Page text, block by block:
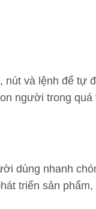
và lệnh để tự
người trong quá
dùng nhanh
triển sản